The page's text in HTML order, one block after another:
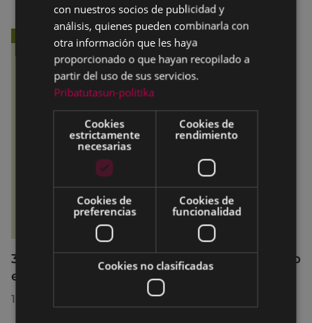
36 jóvenes de Debabarrena han participado
en el curso de monitor/a de tiempo libre
10/07/2026
con nuestros socios de publicidad y
análisis, quienes pueden combinarla con
otra información que les haya
proporcionado o que hayan recopilado a
partir del uso de sus servicios.
Pribatutasun-politika
Cookies
estrictamente
necesarias
Cookies de
rendimiento
Cookies de
preferencias
Cookies de
funcionalidad
Cookies no clasificadas